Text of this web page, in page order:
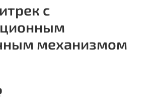
с
механизмом